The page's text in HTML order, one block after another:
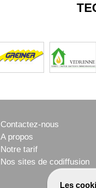
Les
Contactez-nous
A propos
Notre tarif
Nos sites de codiffusion